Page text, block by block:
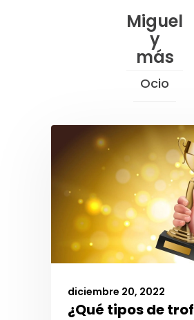
Skip
to
Miguel
y
más
Ocio
diciembre 20, 2022
¿Qué tipos de